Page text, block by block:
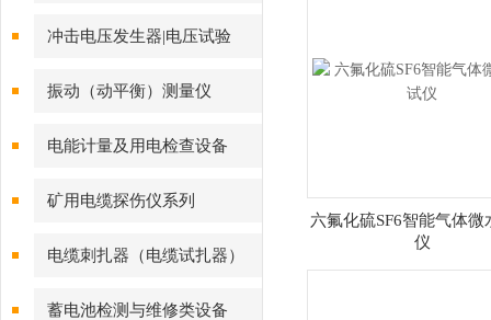
冲击电压发生器|电压试验
振动（动平衡）测量仪
电能计量及用电检查设备
矿用电缆探伤仪系列
电缆刺扎器（电缆试扎器）
蓄电池检测与维修类设备
六氟化硫SF6智能气体微
仪